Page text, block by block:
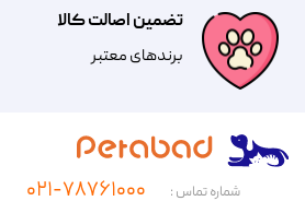
تضمین اصالت کالا
​​برندهای معتبر​​​​​​​
شماره تماس : ۰۲۱-۷۸۷۶۱۰۰۰